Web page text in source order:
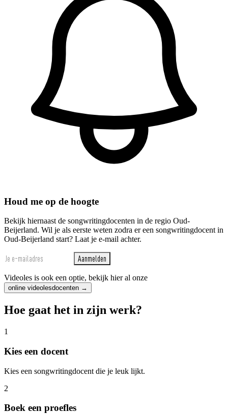
Houd me op de hoogte
Bekijk hiernaast de songwritingdocenten in de regio Oud-
Beijerland. Wil je als eerste weten zodra er een songwritingdocent in
Oud-Beijerland start? Laat je e-mail achter.
Aanmelden
Videoles is ook een optie, bekijk hier al onze
online videolesdocenten →
Hoe gaat het in zijn werk?
1
Kies een docent
Kies een songwritingdocent die je leuk lijkt.
2
Boek een proefles